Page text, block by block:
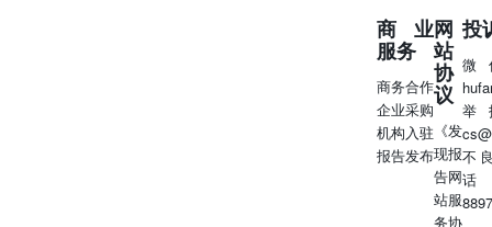
商业
服务
商务合作
企业采购
机构入驻
报告发布
网
站
协
议
《发
现报
告网
站服
务协
投
微
举
不